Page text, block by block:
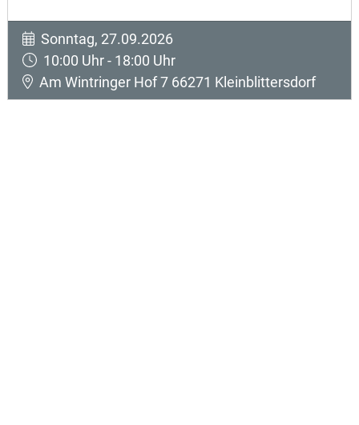
Sonntag, 27.09.2026
10:00 Uhr - 18:00 Uhr
Am Wintringer Hof 7 66271 Kleinblittersdorf